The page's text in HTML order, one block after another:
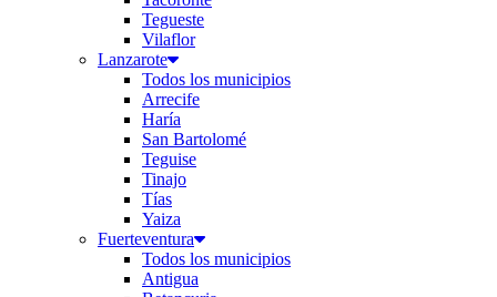
Tegueste
Vilaflor
Lanzarote
Todos los municipios
Arrecife
Haría
San Bartolomé
Teguise
Tinajo
Tías
Yaiza
Fuerteventura
Todos los municipios
Antigua